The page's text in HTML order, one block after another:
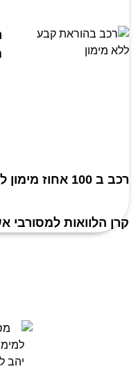
רכב ב 100 אחוז מימון ללא מקדמה
קרן הלוואות למסורבי